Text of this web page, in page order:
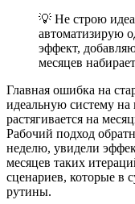
💡 Не строю
автоматизирую
эффект,
месяцев
Главная ошибка на
идеальную систему на
растягивается на
Рабочий подход
неделю, увидели
месяцев таких
сценариев, которые в
рутины.